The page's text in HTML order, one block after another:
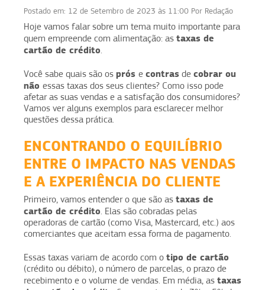
Postado em: 12 de Setembro de 2023 às 11:00 Por Redação
Hoje vamos falar sobre um tema muito importante para
quem empreende com alimentação: as taxas de
cartão de crédito.
Você sabe quais são os prós e contras de cobrar ou
não essas taxas dos seus clientes? Como isso pode
afetar as suas vendas e a satisfação dos consumidores?
Vamos ver alguns exemplos para esclarecer melhor
questões dessa prática.
ENCONTRANDO O EQUILÍBRIO
ENTRE O IMPACTO NAS VENDAS
E A EXPERIÊNCIA DO CLIENTE
Primeiro, vamos entender o que são as taxas de
cartão de crédito. Elas são cobradas pelas
operadoras de cartão (como Visa, Mastercard, etc.) aos
comerciantes que aceitam essa forma de pagamento.
Essas taxas variam de acordo com o tipo de cartão
(crédito ou débito), o número de parcelas, o prazo de
recebimento e o volume de vendas. Em média, as taxas